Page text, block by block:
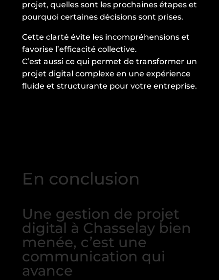
projet, quelles sont les prochaines étapes et
pourquoi certaines décisions sont prises.
Cette clarté évite les incompréhensions et
favorise l’efficacité collective.
C’est aussi ce qui permet de transformer un
projet digital complexe en une expérience
fluide et structurante pour votre entreprise.
En conclusion
Une gestion de projet
digital à Chasselay bien
menée, c’est une
communication qui
avance